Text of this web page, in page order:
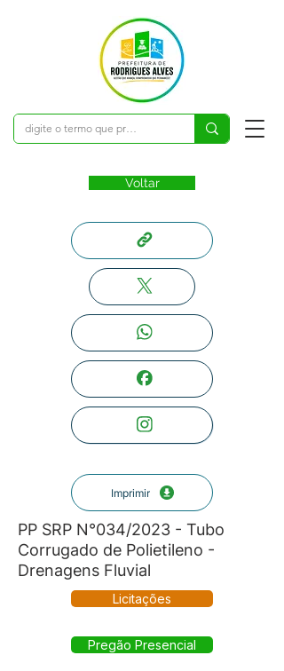
Voltar
Imprimir
PP SRP N°034/2023 - Tubo
Corrugado de Polietileno -
Drenagens Fluvial
Licitações
Pregão Presencial